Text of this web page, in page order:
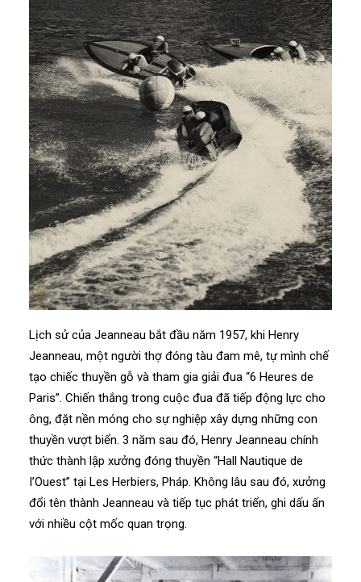
Lịch sử của Jeanneau bắt đầu năm 1957, khi Henry
Jeanneau, một người thợ đóng tàu đam mê, tự mình chế
tạo chiếc thuyền gỗ và tham gia giải đua “6 Heures de
Paris”. Chiến thắng trong cuộc đua đã tiếp động lực cho
ông, đặt nền móng cho sự nghiệp xây dựng những con
thuyền vượt biển. 3 năm sau đó, Henry Jeanneau chính
thức thành lập xưởng đóng thuyền “Hall Nautique de
I’Ouest” tại Les Herbiers, Pháp. Không lâu sau đó, xưởng
đổi tên thành Jeanneau và tiếp tục phát triển, ghi dấu ấn
với nhiều cột mốc quan trọng.